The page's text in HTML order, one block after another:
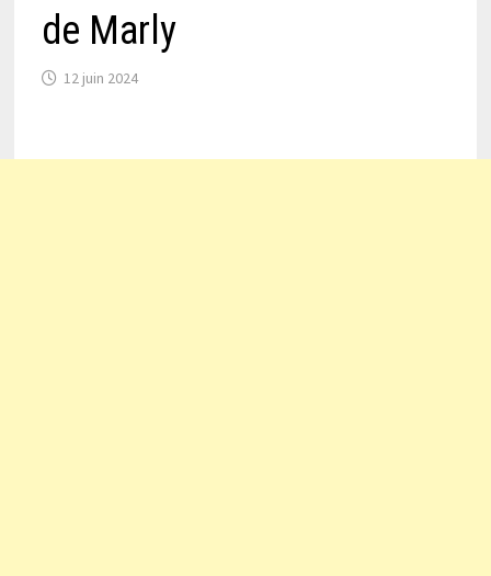
de Marly
12 juin 2024